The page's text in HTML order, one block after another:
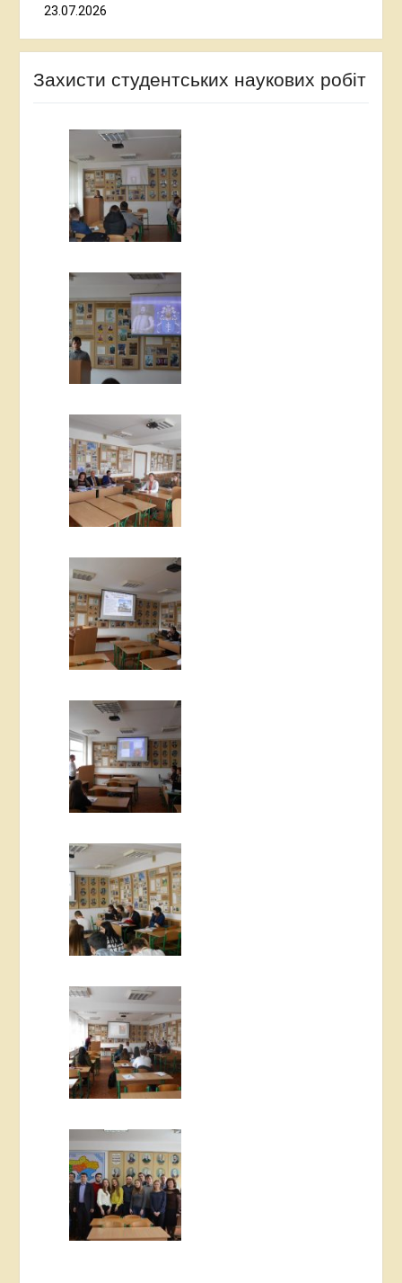
23.07.2026
Захисти студентських наукових робіт